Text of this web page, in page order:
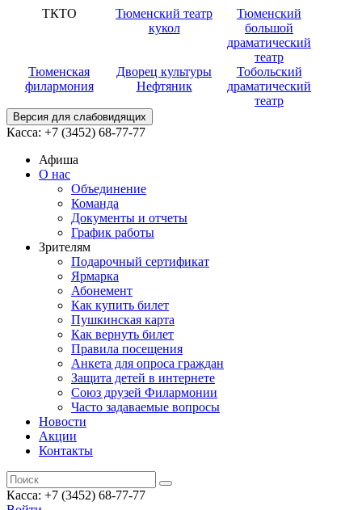
ТКТО
Тюменский театр
кукол
Тюменский
большой
драматический
театр
Тюменская
филармония
Дворец культуры
Нефтяник
Тобольский
драматический
театр
Версия для слабовидящих
Касса: +7 (3452) 68-77-77
Афиша
О нас
Объединение
Команда
Документы и отчеты
График работы
Зрителям
Подарочный сертификат
Ярмарка
Абонемент
Как купить билет
Пушкинская карта
Как вернуть билет
Правила посещения
Анкета для опроса граждан
Защита детей в интернете
Союз друзей Филармонии
Часто задаваемые вопросы
Новости
Акции
Контакты
Касса: +7 (3452) 68-77-77